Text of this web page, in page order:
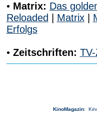
• Matrix: Das
Reloaded
Matrix|
Erfolgs
• Zeitschriften:
KinoMagazin: